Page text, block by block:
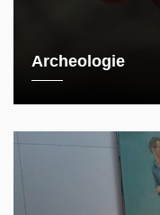
Archeologie